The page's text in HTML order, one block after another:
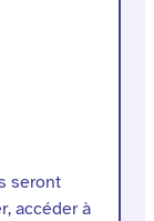
seront
accéder à